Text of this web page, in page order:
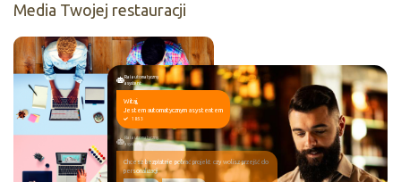
Media Twojej restauracji
Rai automatyczny
asystent
Witaj,
Jestem automatycznym asystentem
18:53
Rai automatyczny
asystent
Chcesz bezpłatnie pobrać projekt czy wolisz przejść do
personalizacji